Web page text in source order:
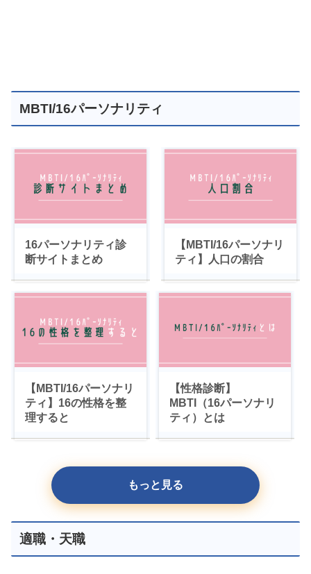
MBTI/16パーソナリティ
16パーソナリティ診
断サイトまとめ
【MBTI/16パーソナリ
ティ】人口の割合
【MBTI/16パーソナリ
ティ】16の性格を整
理すると
【性格診断】
MBTI（16パーソナリ
ティ）とは
もっと見る
適職・天職